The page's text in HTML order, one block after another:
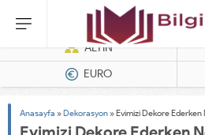
Dizel Jeneratörler
ALTIN
EURO
Anasayfa »Dekorasyon »Evimizi Dekore Ederken